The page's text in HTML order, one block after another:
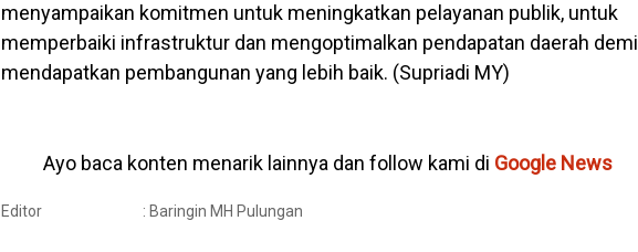
menyampaikan komitmen untuk meningkatkan pelayanan publik, untuk
memperbaiki infrastruktur dan mengoptimalkan pendapatan daerah demi
mendapatkan pembangunan yang lebih baik. (Supriadi MY)
Ayo baca konten menarik lainnya dan follow kami di Google News
Editor : Baringin MH Pulungan